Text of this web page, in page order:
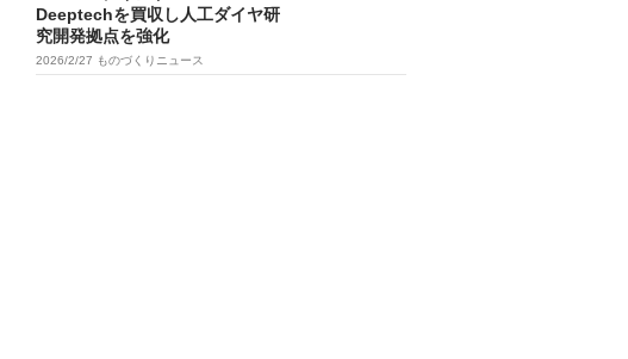
Deeptechを買収し人工ダイヤ研
究開発拠点を強化
2026/2/27 ものづくりニュース